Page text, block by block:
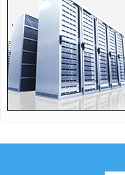
17:59:Evakuisano
17:51:Nova
17:47:Iran se